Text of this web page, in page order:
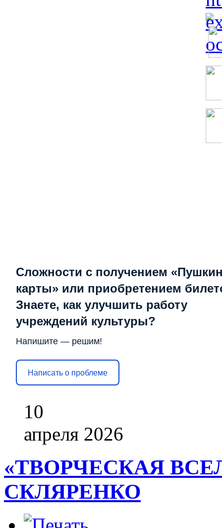
Сложности с получением
карты» или приобретением
Знаете, как улучшить работу
учреждений культуры?
Напишите — решим!
Написать о проблеме
10
апреля 2026
«ТВОРЧЕСКАЯ
СКЛЯРЕНКО